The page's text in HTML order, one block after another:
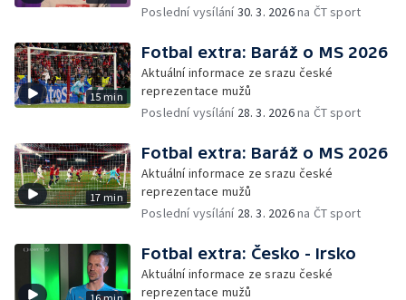
Poslední vysílání30. 3. 2026na ČT sport
15 min
Fotbal extra: Baráž o MS 2026
Aktuální informace ze srazu české
reprezentace mužů
Poslední vysílání 28. 3. 2026na ČT sport
17 min
Fotbal extra: Baráž o MS 2026
Aktuální informace ze srazu české
reprezentace mužů
Poslední vysílání 28. 3. 2026na ČT sport
Fotbal extra: Česko - Irsko
Aktuální informace ze srazu české
reprezentace mužů